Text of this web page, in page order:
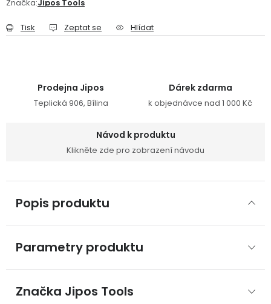
Značka:Jipos Tools
Tisk Zeptat se Hlídat
Prodejna Jipos
Teplická 906, Bílina
Dárek zdarma
k objednávce nad 1 000 Kč
Návod k produktu
Klikněte zde pro zobrazení návodu
Popis produktu
Parametry produktu
Značka Jipos Tools